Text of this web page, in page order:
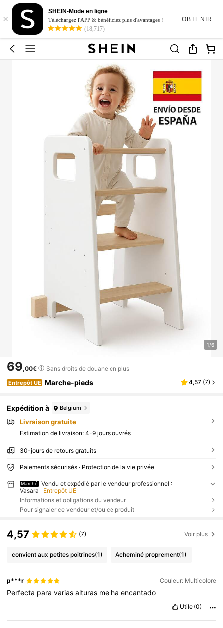
OBTENIR
×
SHEIN-Mode en ligne
Téléchargez l'APP & bénéficiez plus d'avantages !
(18,717)
1/6
69,00€ Sans droits de douane en plus
Entrepôt UE Marche-pieds 4,57 (7)
Expédition à Belgium
Livraison gratuite
Estimation de livraison: 4-9 jours ouvrés
30-jours de retours gratuits
Paiements sécurisés · Protection de la vie privée
Marché
Vendu et expédié par le vendeur professionnel :
Vasara
Entrepôt UE
Informations et obligations du vendeur
Pour signaler ce vendeur et/ou ce produit
4,57 (7) Voir plus
convient aux petites poitrines(1) Acheminé proprement(1)
p***r Couleur: Multicolore
Perfecta paravariasalturas me haencantado
Utile (0)